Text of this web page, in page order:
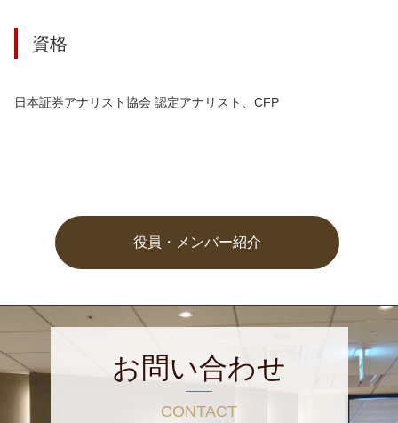
資格
日本証券アナリスト協会 認定アナリスト、CFP
役員・メンバー紹介
お問い合わせ
CONTACT